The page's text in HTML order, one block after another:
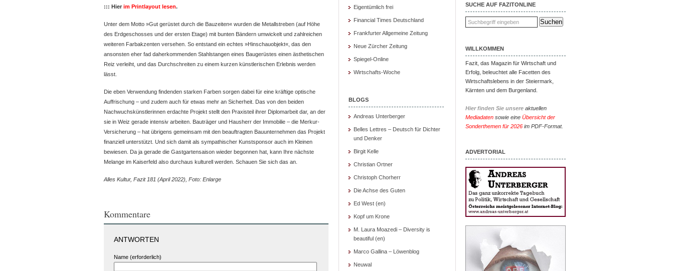
::: Hier im Printlayout lesen.
Unter dem Motto »Gut gerüstet durch die Bauzeiten« wurden die Metallstreben (auf Höhe
des Erdgeschosses und der ersten Etage) mit bunten Bändern umwickelt und zahlreichen
weiteren Farbakzenten versehen. So entstand ein echtes »Hinschauobjekt«, das den
ansonsten eher fad daherkommenden Stahlstangen eines Baugerüstes einen ästhetischen
Reiz verleiht, und das Durchschreiten zu einem kurzen künstlerischen Erlebnis werden
lässt.
Die eben Verwendung findenden starken Farben sorgen dabei für eine kräftige optische
Auffrischung – und zudem auch für etwas mehr an Sicherheit. Das von den beiden
Nachwuchskünstlerinnen erdachte Projekt stellt den Praxisteil ihrer Diplomarbeit dar, an der
sie in Weiz gerade intensiv arbeiten. Bauträger und Hausherr der Immobilie – die Merkur-
Versicherung – hat übrigens gemeinsam mit den beauftragten Bauunternehmen das Projekt
finanziell unterstützt. Und sich damit als sympathischer Kunstsponsor auch im Kleinen
bewiesen. Da ja gerade die Gastgartensaison wieder begonnen hat, kann Ihre nächste
Melange im Kaiserfeld also durchaus kulturell werden. Schauen Sie sich das an.
Alles Kultur, Fazit 181 (April 2022), Foto: Enlarge
Kommentare
ANTWORTEN
Name (erforderlich)
Eigentümlich frei
Financial Times Deutschland
Frankfurter Allgemeine Zeitung
Neue Zürcher Zeitung
Spiegel-Online
Wirtschafts-Woche
BLOGS
Andreas Unterberger
Belles Lettres – Deutsch für Dichter
und Denker
Birgit Kelle
Christian Ortner
Christoph Chorherr
Die Achse des Guten
Ed West (en)
Kopf um Krone
M. Laura Moazedi – Diversity is
beautiful (en)
Marco Gallina – Löwenblog
Neuwal
SUCHE AUF FAZITONLINE
WILLKOMMEN
Fazit, das Magazin für Wirtschaft und
Erfolg, beleuchtet alle Facetten des
Wirtschaftslebens in der Steiermark,
Kärnten und dem Burgenland.
Hier finden Sie unsere aktuellen
Mediadaten sowie eine Übersicht der
Sonderthemen für 2026 im PDF-Format.
ADVERTORIAL